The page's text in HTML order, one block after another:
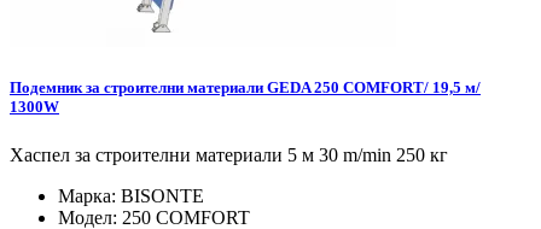
Подемник за строителни материали GEDA 250 COMFORT/ 19,5 м/
1300W
Хаспел за строителни материали 5 м 30 m/min 250 кг
Марка: BISONTE
Модел: 250 COMFORT